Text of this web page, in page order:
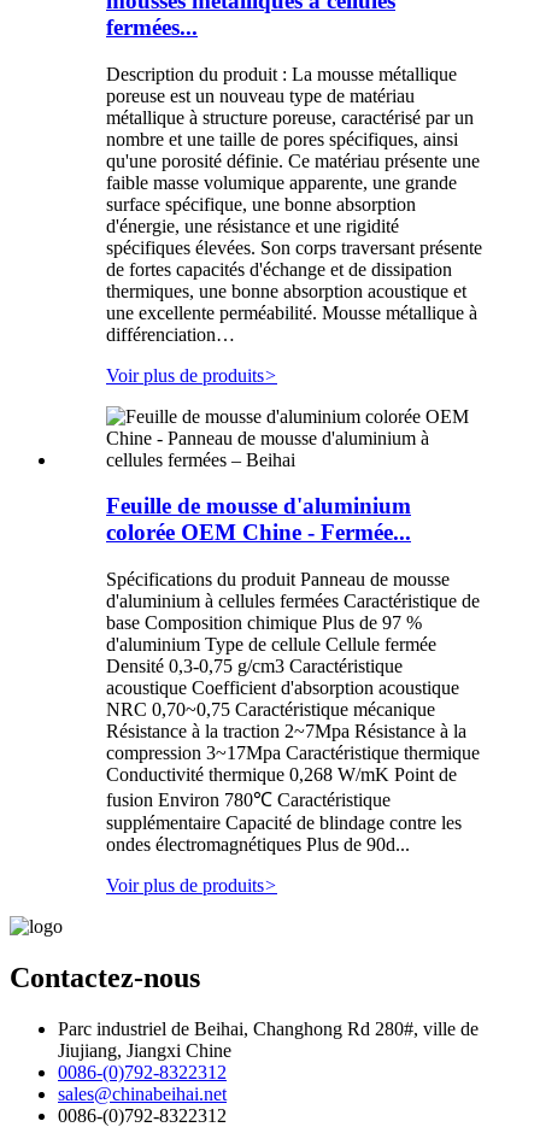
fermées...
Description du produit : La mousse métallique
poreuse est un nouveau type de matériau
métallique à structure poreuse, caractérisé par un
nombre et une taille de pores spécifiques, ainsi
qu'une porosité définie. Ce matériau présente une
faible masse volumique apparente, une grande
surface spécifique, une bonne absorption
d'énergie, une résistance et une rigidité
spécifiques élevées. Son corps traversant présente
de fortes capacités d'échange et de dissipation
thermiques, une bonne absorption acoustique et
une excellente perméabilité. Mousse métallique à
différenciation…
Voir plus de produits>
Feuille de mousse d'aluminium
colorée OEM Chine - Fermée...
Spécifications du produit Panneau de mousse
d'aluminium à cellules fermées Caractéristique de
base Composition chimique Plus de 97 %
d'aluminium Type de cellule Cellule fermée
Densité 0,3-0,75 g/cm3 Caractéristique
acoustique Coefficient d'absorption acoustique
NRC 0,70~0,75 Caractéristique mécanique
Résistance à la traction 2~7Mpa Résistance à la
compression 3~17Mpa Caractéristique thermique
Conductivité thermique 0,268 W/mK Point de
fusion Environ 780℃ Caractéristique
supplémentaire Capacité de blindage contre les
ondes électromagnétiques Plus de 90d...
Voir plus de produits>
Contactez-nous
Parc industriel de Beihai, Changhong Rd 280#, ville de
Jiujiang, Jiangxi Chine
0086-(0)792-8322312
sales@chinabeihai.net
0086-(0)792-8322312